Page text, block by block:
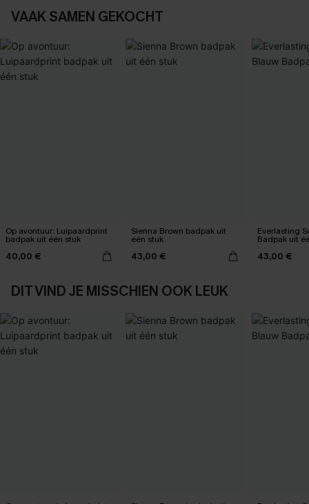
VAAK SAMEN GEKOCHT
Op avontuur: Luipaardprint
badpak uit één stuk
40,00 €
Sienna Brown badpak uit
één stuk
43,00 €
Everlasting
Badpak uit
43,00 €
DIT VIND JE MISSCHIEN OOK LEUK